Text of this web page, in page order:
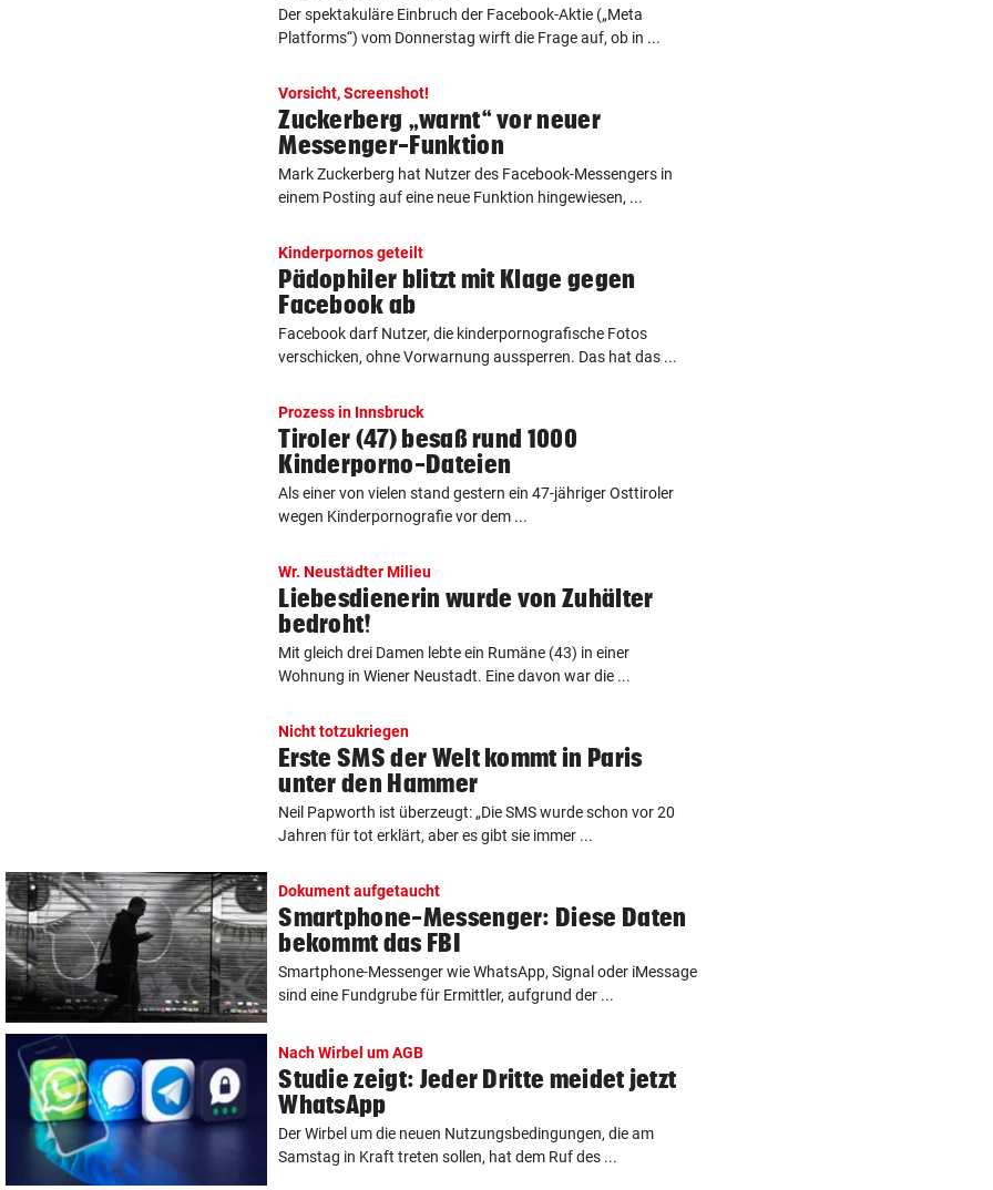
Der spektakuläre Einbruch der Facebook-Aktie („Meta
Platforms“) vom Donnerstag wirft die Frage auf, ob in ...
Vorsicht, Screenshot!
Zuckerberg „warnt“ vor neuer
Messenger-Funktion
Mark Zuckerberg hat Nutzer des Facebook-Messengers in
einem Posting auf eine neue Funktion hingewiesen, ...
Kinderpornos geteilt
Pädophiler blitzt mit Klage gegen
Facebook ab
Facebook darf Nutzer, die kinderpornografische Fotos
verschicken, ohne Vorwarnung aussperren. Das hat das ...
Prozess in Innsbruck
Tiroler (47) besaß rund 1000
Kinderporno-Dateien
Als einer von vielen stand gestern ein 47-jähriger Osttiroler
wegen Kinderpornografie vor dem ...
Wr. Neustädter Milieu
Liebesdienerin wurde von Zuhälter
bedroht!
Mit gleich drei Damen lebte ein Rumäne (43) in einer
Wohnung in Wiener Neustadt. Eine davon war die ...
Nicht totzukriegen
Erste SMS der Welt kommt in Paris
unter den Hammer
Neil Papworth ist überzeugt: „Die SMS wurde schon vor 20
Jahren für tot erklärt, aber es gibt sie immer ...
Dokument aufgetaucht
Smartphone-Messenger: Diese Daten
bekommt das FBI
Smartphone-Messenger wie WhatsApp, Signal oder iMessage
sind eine Fundgrube für Ermittler, aufgrund der ...
Nach Wirbel um AGB
Studie zeigt: Jeder Dritte meidet jetzt
WhatsApp
Der Wirbel um die neuen Nutzungsbedingungen, die am
Samstag in Kraft treten sollen, hat dem Ruf des ...